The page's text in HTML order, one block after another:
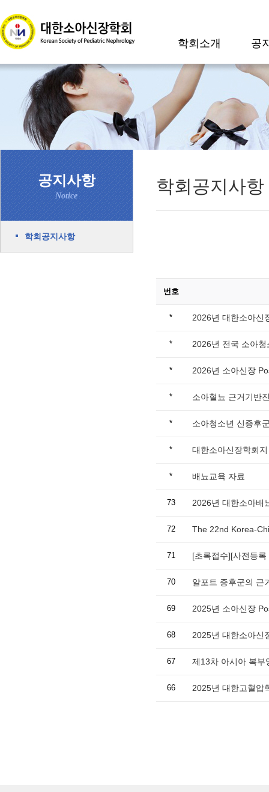
학회소개 공
공지사항
Notice
학회공지사항
학회공지사항
번호
* 2026년 대한소아신
* 2026년 전국 소아
* 2026년 소아신장
* 소아혈뇨 근거기반
* 소아청소년 신증후
* 대한소아신장학회
* 배뇨교육 자료
73 2026년 대한소아배
72 The 22nd Korea-
71
70 알포트 증후군의 근
69 2025년 소아신장
68 2025년 대한소아신
67 제13차 아시아 복부
66 2025년 대한고혈압